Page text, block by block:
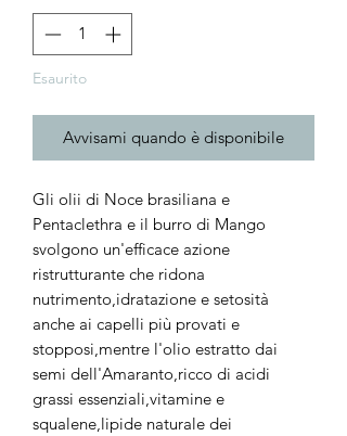
Esaurito
Avvisami quando è disponibile
Gli olii di Noce brasiliana e
Pentaclethra e il burro di Mango
svolgono un'efficace azione
ristrutturante che ridona
nutrimento,idratazione e setosità
anche ai capelli più provati e
stopposi,mentre l'olio estratto dai
semi dell'Amaranto,ricco di acidi
grassi essenziali,vitamine e
squalene,lipide naturale dei